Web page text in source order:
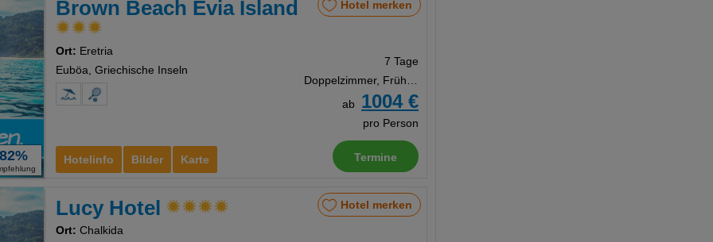
82% Hotelinfo Bilder Karte
Brown Beach Evia Island
Ort: Eretria
Euböa, Griechische Inseln
Hotel merken
7 Tage
Doppelzimmer, Frühstück
ab
1004 €
pro Person
Termine
Lucy Hotel
Ort: Chalkida
Hotel merken